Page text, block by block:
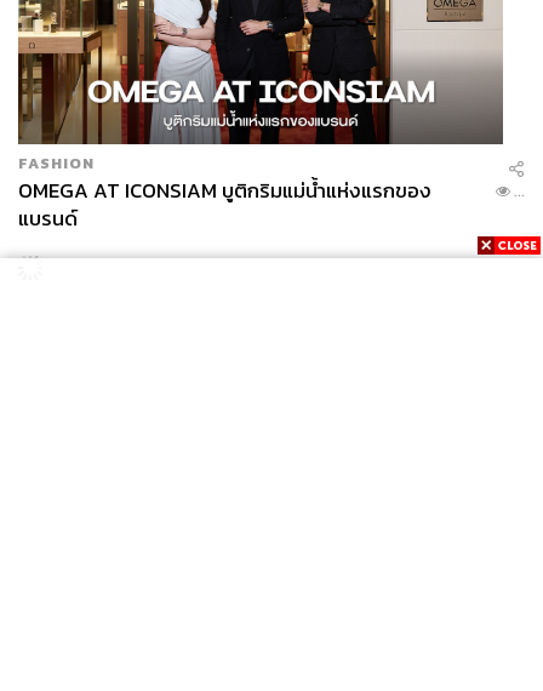
FASHION
OMEGA AT ICONSIAM บูติกริมแม่น้ำแห่งแรกของ
แบรนด์
...